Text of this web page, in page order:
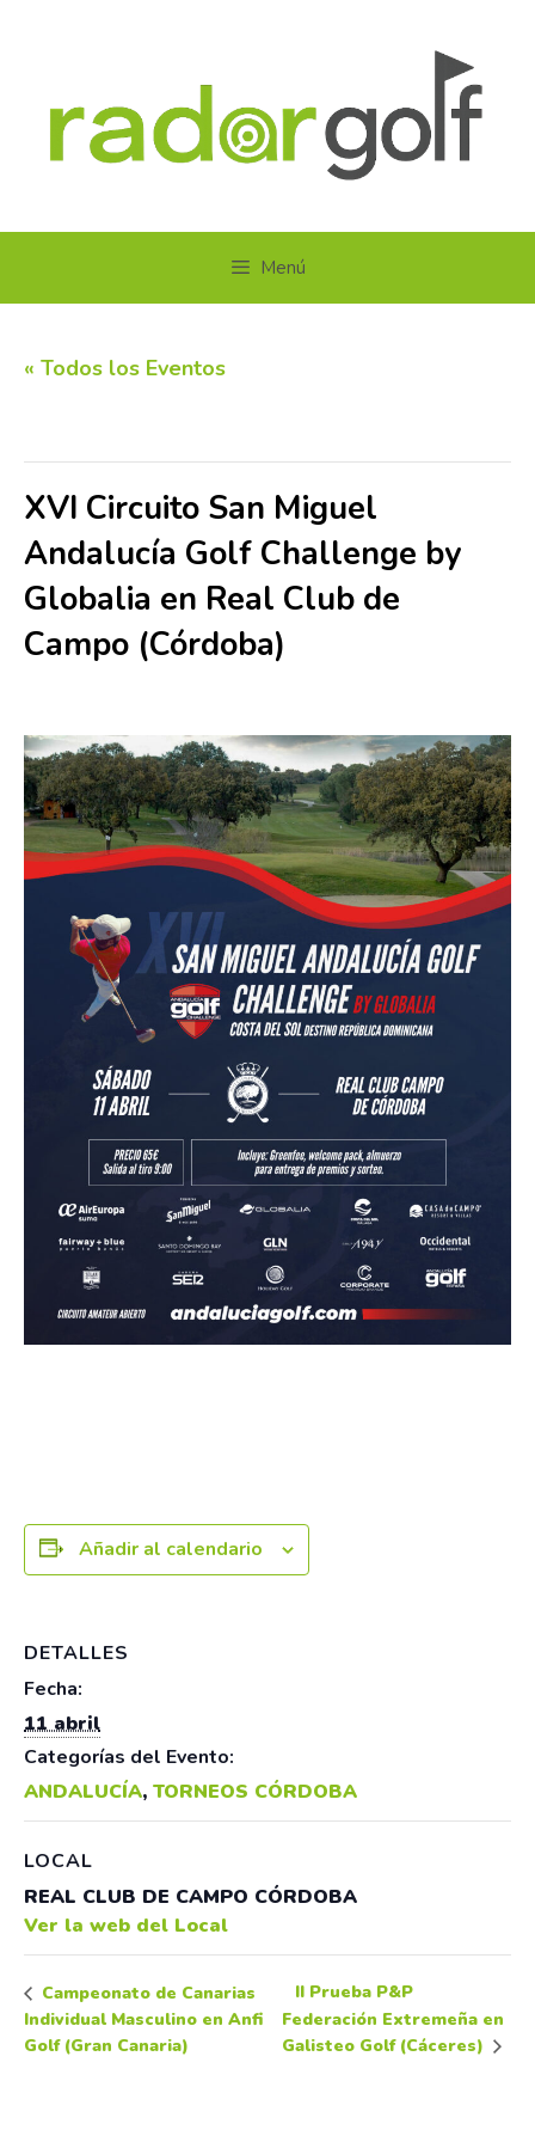
Menú
« Todos los Eventos
XVI Circuito San Miguel
Andalucía Golf Challenge by
Globalia en Real Club de
Campo (Córdoba)
Añadir al calendario
DETALLES
Fecha:
11 abril
Categorías del Evento:
ANDALUCÍA, TORNEOS CÓRDOBA
LOCAL
REAL CLUB DE CAMPO CÓRDOBA
Ver la web del Local
Campeonato de Canarias
Individual Masculino en Anfi
Golf (Gran Canaria)
II Prueba P&P
Federación Extremeña en
Galisteo Golf (Cáceres)